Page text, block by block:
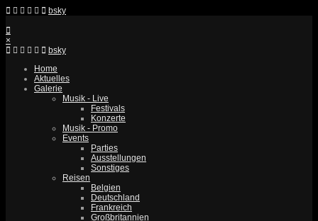
bsky
×
bsky
Home
Aktuelles
Galerie
Musik - Live
Festivals
Konzerte
Musik - Promo
Events
Parties
Ausstellungen
Sonstiges
Reisen
Belgien
Deutschland
Frankreich
Großbritannien